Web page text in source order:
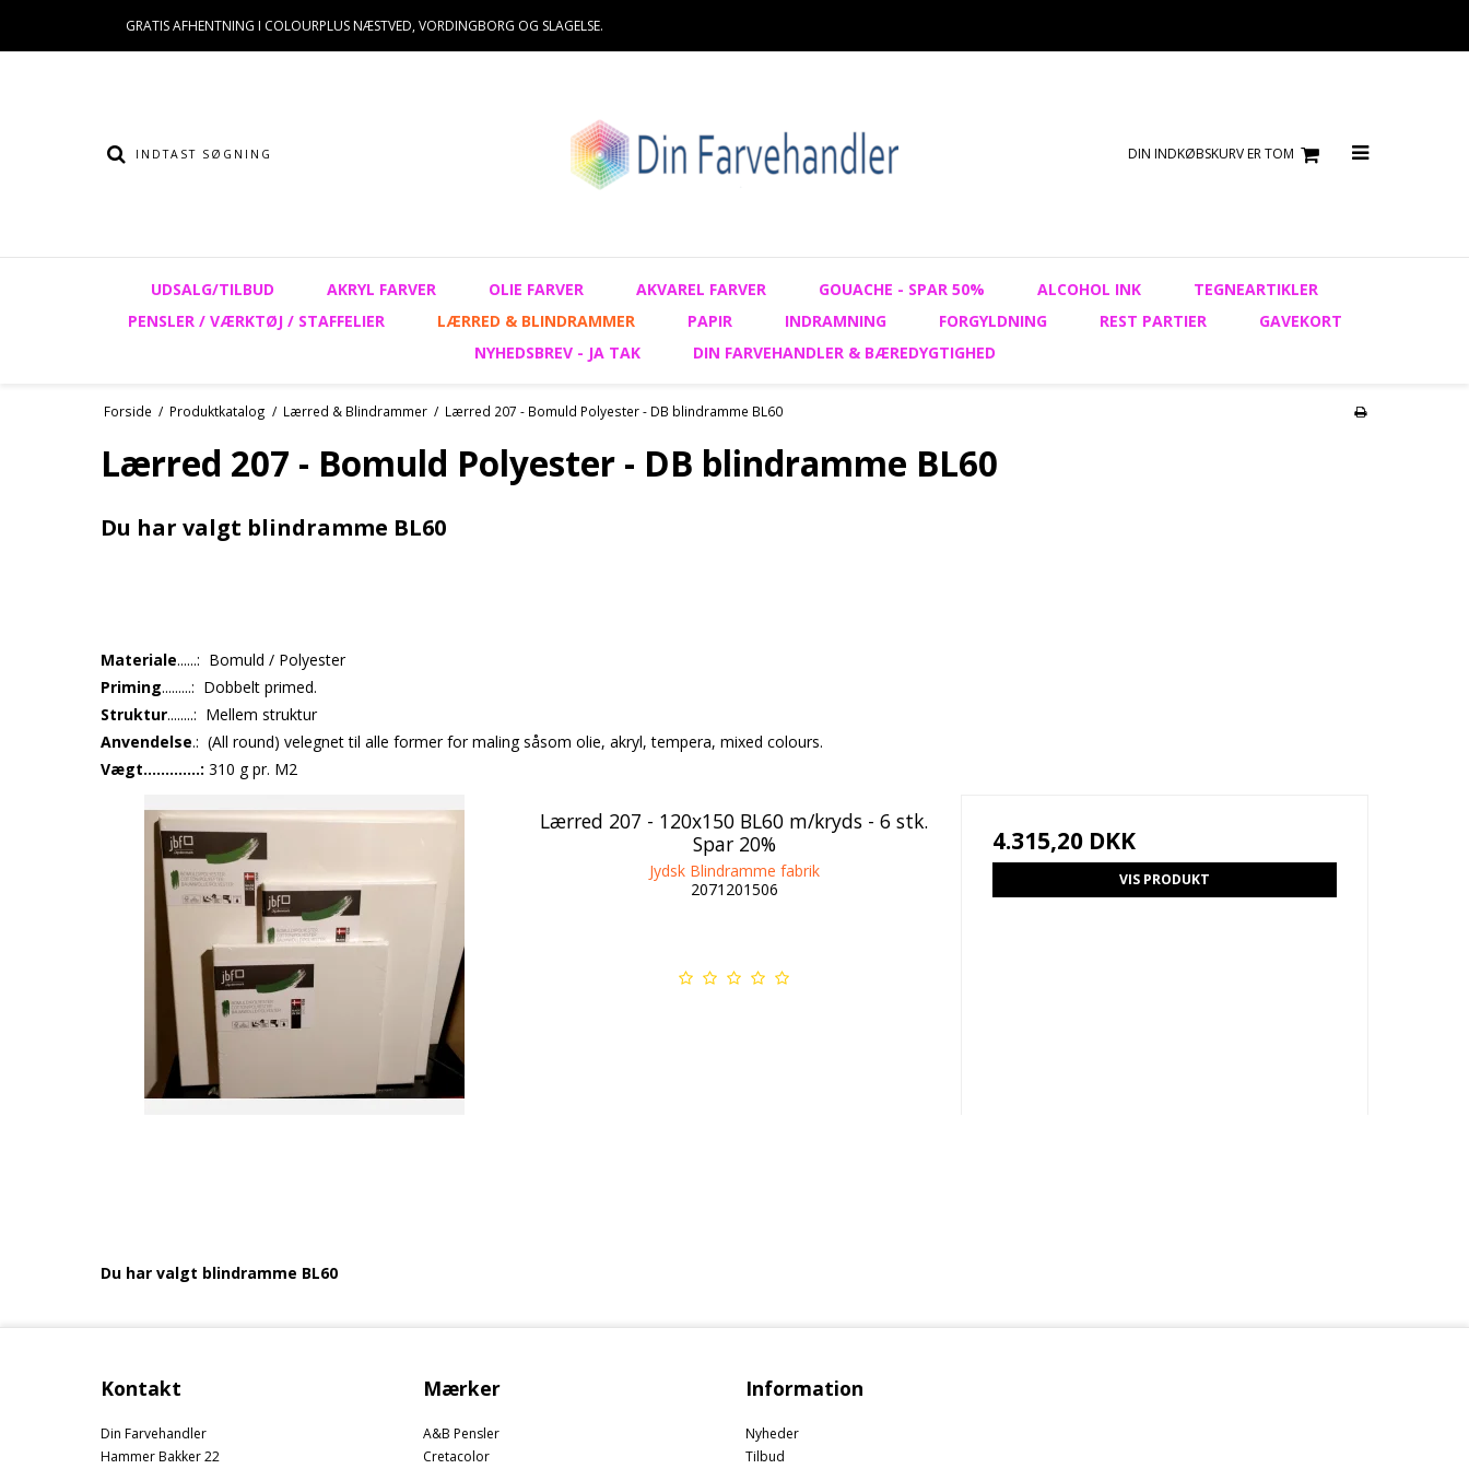
GRATIS AFHENTNING I COLOURPLUS NÆSTVED, VORDINGBORG OG SLAGELSE.
DIN INDKØBSKURV ER TOM
UDSALG/TILBUD AKRYL FARVER OLIE FARVER AKVAREL FARVER GOUACHE - SPAR 50% ALCOHOL INK
TEGNEARTIKLER
PENSLER / VÆRKTØJ / STAFFELIER
LÆRRED & BLINDRAMMER PAPIR INDRAMNING FORGYLDNING REST PARTIER
GAVEKORT
NYHEDSBREV - JA TAK
DIN FARVEHANDLER & BÆREDYGTIGHED
Forside / Produktkatalog / Lærred & Blindrammer / Lærred 207 - Bomuld Polyester - DB blindramme BL60
Lærred 207 - Bomuld Polyester - DB blindramme BL60
Du har valgt blindramme BL60
Materiale......: Bomuld / Polyester
Priming.........: Dobbelt primed.
Struktur........: Mellem struktur
Anvendelse.: (All round) velegnet til alle former for maling såsom olie, akryl, tempera, mixed colours.
Vægt.............: 310 g pr. M2
Lærred 207 - 120x150 BL60 m/kryds - 6 stk.
Spar 20%
Jydsk Blindramme fabrik
2071201506
4.315,20 DKK
VIS PRODUKT
Du har valgt blindramme BL60
Kontakt
Din Farvehandler
Hammer Bakker 22
Mærker
A&B Pensler
Cretacolor
Information
Nyheder
Tilbud